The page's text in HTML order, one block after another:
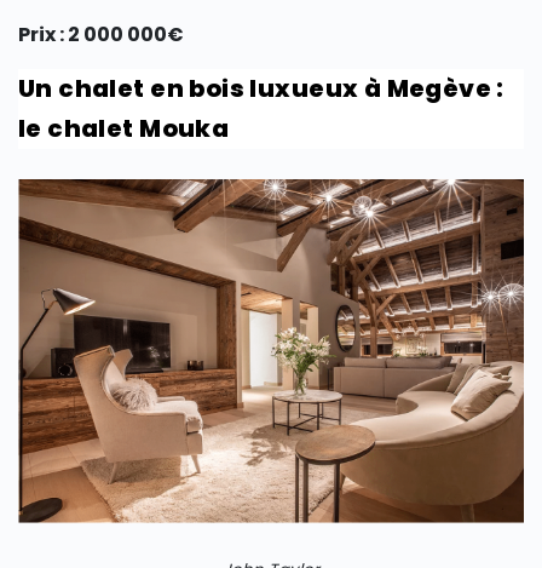
Prix : 2 000 000€
Un chalet en bois luxueux à Megève :
le chalet Mouka